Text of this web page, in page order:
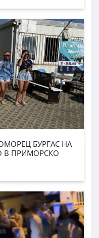
БУРГАС НА
В ПРИМОРСКО